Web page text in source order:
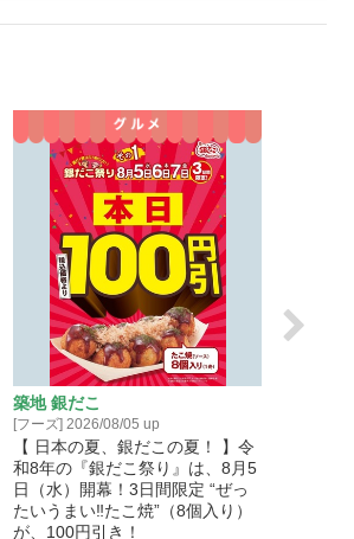
築地 銀だこ
[フーズ] 2026/08/05 up
【 日本の夏、銀だこの夏！ 】令
和8年の『銀だこ祭り』は、8月5
日（水）開幕！3日間限定 “ぜっ
たいうまい‼たこ焼”（8個入り）
が、100円引き！